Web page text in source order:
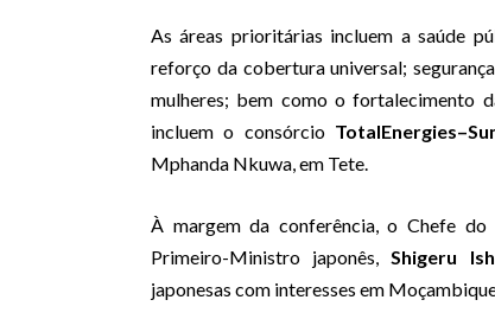
As áreas prioritárias incluem a saúde
reforço da cobertura universal;
mulheres; bem como o fortalecimento
incluem o consórcio
Mphanda Nkuwa, em Tete.
À margem da conferência, o Chefe
Primeiro-Ministro japonês,Shigeru
japonesas com interesses em